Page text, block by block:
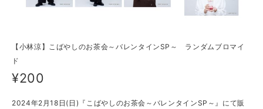
【小林涼】こばやしのお茶会～バレンタインSP～ ランダムブロマイ
ド
¥200
2024年2月18日(日)『こばやしのお茶会～バレンタインSP～』にて販